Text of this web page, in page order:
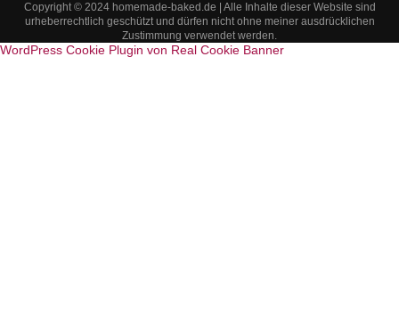
Copyright © 2024 homemade-baked.de | Alle Inhalte dieser Website sind
urheberrechtlich geschützt und dürfen nicht ohne meiner ausdrücklichen
Zustimmung verwendet werden.
WordPress Cookie Plugin von Real Cookie Banner